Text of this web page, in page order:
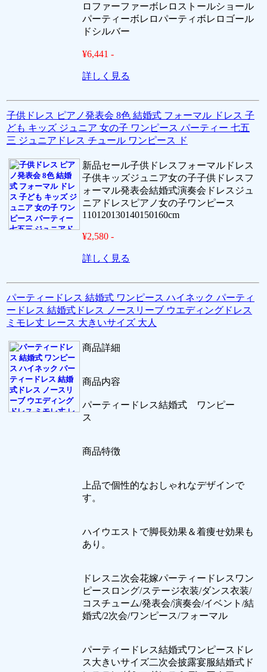
ロファーファーボレロストールショール
パーティーボレロパーティボレロゴール
ドシルバー
¥6,441 -
詳しく見る
子供ドレス ピアノ発表会 8色 結婚式 フォーマル ドレス 子
ども キッズ ジュニア 女の子 ワンピース パーティー 七五
三 ジュニアドレス チュール ワンピース ド
新品セール子供ドレスフォーマルドレス
子供キッズジュニア女の子子供ドレスフ
ォーマル発表会結婚式演奏会ドレスジュ
ニアドレスピアノ女の子ワンピース
110120130140150160cm
¥2,580 -
詳しく見る
パーティードレス 結婚式 ワンピース ハイネック パーティ
ードレス 結婚式ドレス ノースリーブ ウエディングドレス
ミモレ丈 レース 大きいサイズ 大人
商品詳細
商品内容
パーティードレス結婚式 ワンピー
ス
商品特徴
上品で個性的なおしゃれなデザインで
す。
ハイウエストで脚長効果＆着痩せ効果も
あり。
ドレスニ次会花嫁パーティードレスワン
ピースロング/ステージ衣装/ダンス衣装/
コスチューム/発表会/演奏会/イベント/結
婚式/2次会/ワンピース/フォーマル
パーティードレス結婚式ワンピースドレ
ス大きいサイズ二次会披露宴服結婚式ド